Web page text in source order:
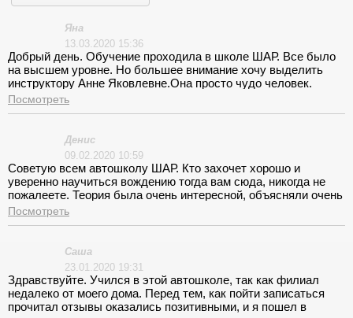
Яна
13.03.2020 15:36
Добрый день. Обучение проходила в школе ШАР. Все было
на высшем уровне. Но большее внимание хочу выделить
инструктору Анне Яковлевне.Она просто чудо человек.
Очень ей благодарна за полученные знание и навыке.
Человек явно на своём месте. Очень ей благодарна. В целом
Посмотреть
Денис
09.02.2020 10:59
Советую всем автошколу ШАР. Кто захочет хорошо и
уверенно научиться вождению тогда вам сюда, никогда не
пожалеете. Теория была очень интересной, объясняли очень
дохотчиво с жизненными примерами, которые хорошо
запоминаются как в жизни так и на практике. Большое
пойдет к нему на вождение, никогда не пожалеете.
Посмотреть
Саша
23.01.2020 19:31
Здравствуйте. Учился в этой автошколе, так как филиал
недалеко от моего дома. Перед тем, как пойти записаться
прочитал отзывы оказались позитивными, и я пошел в